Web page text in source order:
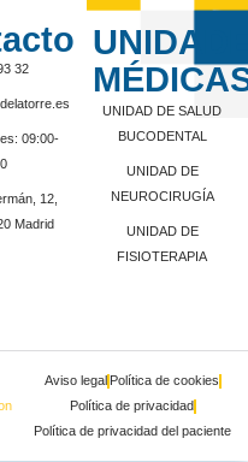
32
09:00-
12,
Madrid
UNIDAD DE SALUD
BUCODENTAL
UNIDAD DE
NEUROCIRUGÍA
UNIDAD DE
FISIOTERAPIA
Aviso legal Política de cookies
Política de privacidad
Política de privacidad del paciente